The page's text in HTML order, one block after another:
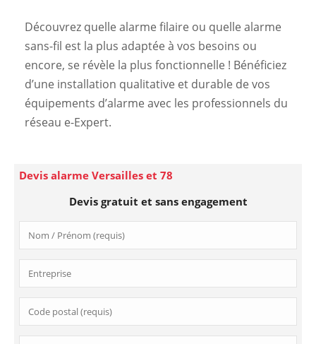
Découvrez quelle alarme filaire ou quelle alarme
sans-fil est la plus adaptée à vos besoins ou
encore, se révèle la plus fonctionnelle ! Bénéficiez
d’une installation qualitative et durable de vos
équipements d’alarme avec les professionnels du
réseau e-Expert.
Devis alarme Versailles et 78
Devis gratuit et sans engagement